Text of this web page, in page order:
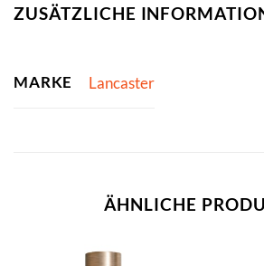
ZUSÄTZLICHE
MARKE Lancaster
ÄHNLICHE